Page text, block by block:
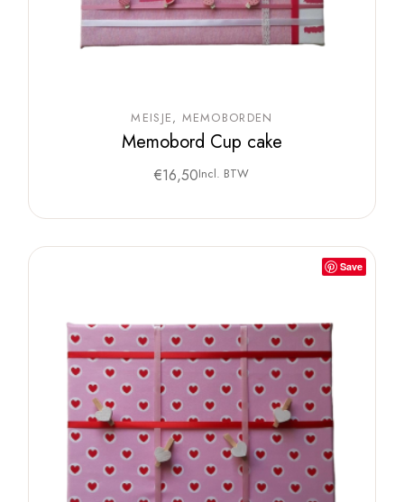
MEISJE MEMOBORDEN
Memobord Cup cake
€16,50Incl. BTW
Save